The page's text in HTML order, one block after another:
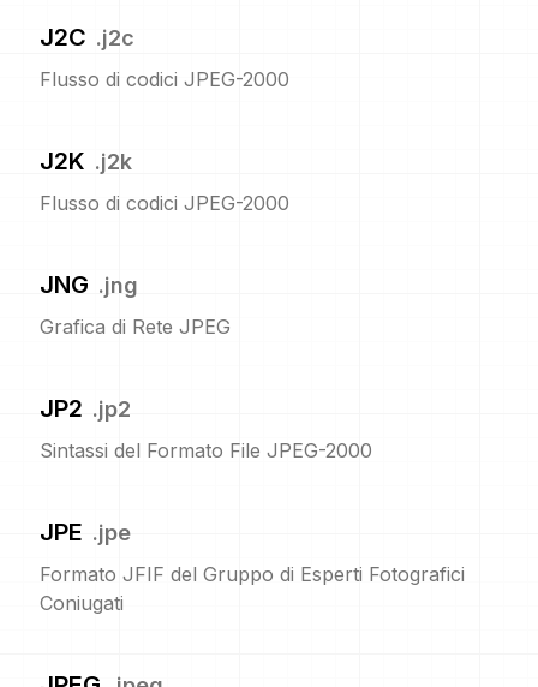
J2C .j2c
Flusso di codici JPEG-2000
J2K .j2k
Flusso di codici JPEG-2000
JNG .jng
Grafica di Rete JPEG
JP2 .jp2
Sintassi del Formato File JPEG-2000
JPE .jpe
Formato JFIF del Gruppo di Esperti Fotografici
Coniugati